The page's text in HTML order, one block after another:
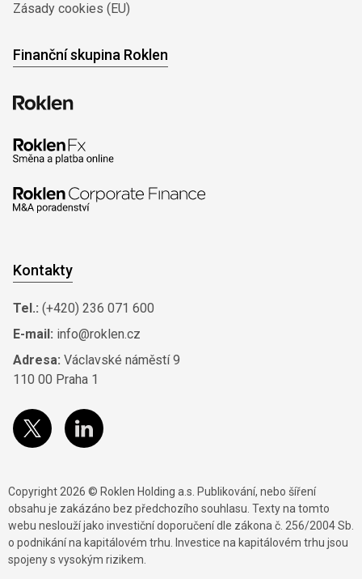
Zásady cookies (EU)
Finanční skupina Roklen
Kontakty
Tel.: (+420) 236 071 600
E-mail: info@roklen.cz
Adresa: Václavské náměstí 9
110 00 Praha 1
Copyright 2026 © Roklen Holding a.s. Publikování, nebo šíření
obsahu je zakázáno bez předchozího souhlasu. Texty na tomto
webu neslouží jako investiční doporučení dle zákona č. 256/2004 Sb.
o podnikání na kapitálovém trhu. Investice na kapitálovém trhu jsou
spojeny s vysokým rizikem.